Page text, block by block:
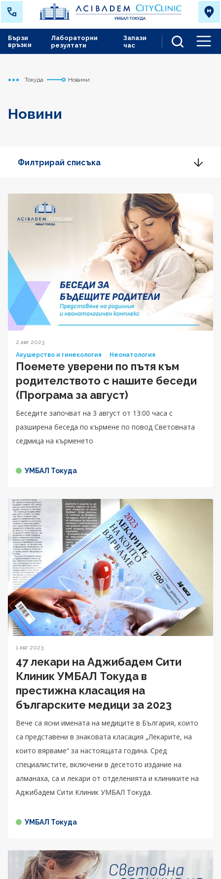
Лабораторни
резултати
Запази
час
Бързи
връзки
Начало
Токуда Новини
Новини
Филтрирай списъка
2 авг 2023
Акушерство и гинекология
Неонатология
Поемете уверени по пътя към
родителството с нашите беседи
(Програма за август)
Беседите започват на 3 август от 13:00 часа с
разширена беседа по кърмене по повод Световната
седмица на кърменето
УМБАЛ Токуда
1 авг 2023
47 лекари на Аджибадем Сити
Клиник УМБАЛ Токуда в
престижна класация на
българските медици за 2023
Вече са ясни имената на медиците в България, които
са представени в знаковата класация „Лекарите, на
които вярваме“ за настоящата година. Сред
специалистите, включени в десетото издание на
алманаха, са и лекари от отделенията и клиниките на
Аджибадем Сити Клиник УМБАЛ Токуда.
УМБАЛ Токуда